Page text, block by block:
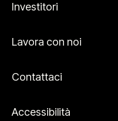
Investitori
Lavora con noi
Contattaci
Accessibilità